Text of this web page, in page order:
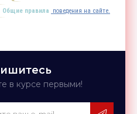
Общие правила поведения на сайте.
в курсе первыми!